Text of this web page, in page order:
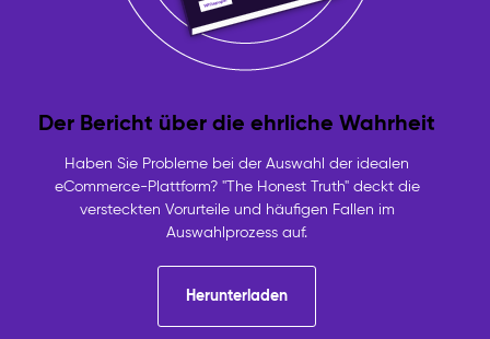
Der Bericht über die ehrliche Wahrheit
Haben Sie Probleme bei der Auswahl der idealen
eCommerce-Plattform? "The Honest Truth" deckt die
versteckten Vorurteile und häufigen Fallen im
Auswahlprozess auf.
Herunterladen